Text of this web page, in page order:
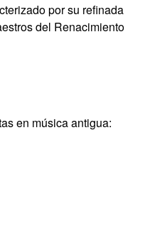
por su refinada
del Renacimiento
en música antigua: